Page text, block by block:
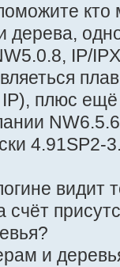
кто
дерева,
IP/
плюс
4.91SP2-
видит
и